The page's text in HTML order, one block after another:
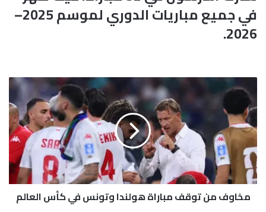
في جميع مباريات الدوري لموسم 2025–
2026.
م
خ
ا
ف
م
ن
ت
و
مخاوف من توقف مباراة هولندا وتونس في كأس العالم